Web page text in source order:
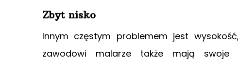
Zbyt nisko
Innym częstym problemem jest
zawodowi malarze także mają swoje